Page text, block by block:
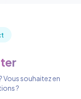
souhaitez en
?